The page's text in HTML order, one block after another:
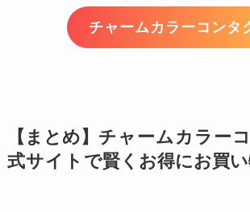
チャームカラーコンタ
【まとめ】 チャームカラー
式サイト で賢くお得にお買い